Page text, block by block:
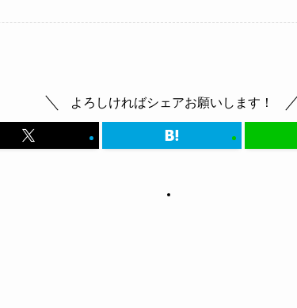
よろしければシェアお願いします！